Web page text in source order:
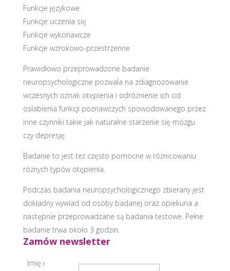
Funkcje językowe
Funkcje uczenia się
Funkcje wykonawcze
Funkcje wzrokowo-przestrzenne
Prawidłowo przeprowadzone badanie
neuropsychologiczne pozwala na zdiagnozowanie
wczesnych oznak otępienia i odróżnienie ich od
osłabienia funkcji poznawczych spowodowanego przez
inne czynniki takie jak naturalne starzenie się mózgu
czy depresję.
Badanie to jest też często pomocne w różnicowaniu
różnych typów otępienia.
Podczas badania neuropsychologicznego zbierany jest
dokładny wywiad od osoby badanej oraz opiekuna a
następnie przeprowadzane są badania testowe. Pełne
badanie trwa około 3 godzin.
Zamów newsletter
Imię i